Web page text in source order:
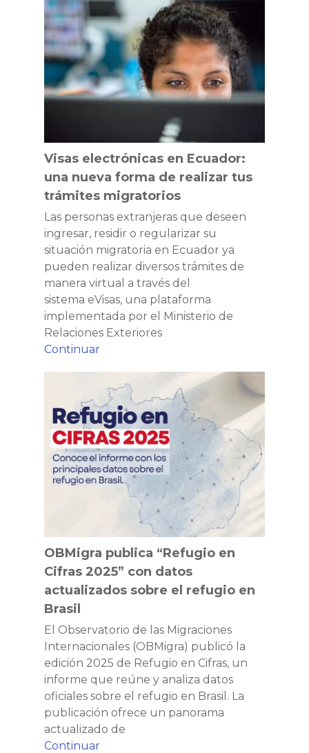
conmemoran
el
Día
Mundial
contra
la
Trata
en
Ecuador:
una
nueva
forma
de
trámites
migratorios
Visas electrónicas en Ecuador:
una nueva forma de realizar tus
trámites migratorios
Las personas extranjeras que deseen
ingresar, residir o regularizar su
situación migratoria en Ecuador ya
pueden realizar diversos trámites de
manera virtual a través del
sistema eVisas, una plataforma
implementada por el Ministerio de
Relaciones Exteriores
ContinuarVisas
Ecuador:
una
nueva
forma
de
realizar
trámites
migratorios
“Refugio
en
Cifras
2025”
con
refugio
en
Brasil
OBMigra publica “Refugio en
Cifras 2025” con datos
actualizados sobre el refugio en
Brasil
El Observatorio de las Migraciones
Internacionales (OBMigra) publicó la
edición 2025 de Refugio en Cifras, un
informe que reúne y analiza datos
oficiales sobre el refugio en Brasil. La
publicación ofrece un panorama
actualizado de
ContinuarOBMigra